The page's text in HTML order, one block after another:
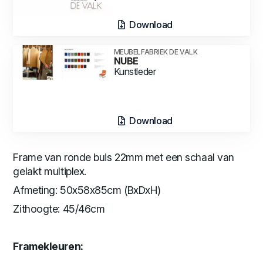
Download
MEUBELFABRIEK DE VALK
NUBE
Kunstleder
Download
Frame van ronde buis 22mm met een schaal van
gelakt multiplex.
Afmeting: 50x58x85cm (BxDxH)
Zithoogte: 45/46cm
Framekleuren: